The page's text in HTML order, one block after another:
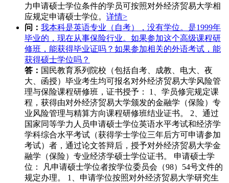
力申请硕士学位条件的学员可按照对外经济贸易大学相
应规定申请硕士学位。 详情>
问： 我本科是英语专业（自考），没有学位。是1999年
毕业的，现在从事保险行业。如果参加这个高级课程研
修班，能获得毕业证吗？如果参加相关的外语考试，能
获得硕士学位吗？
答： 国民教育系列院校（包括自考、成教、电大、夜
大、函授）毕业考生均可报名对外经济贸易大学风险管
理与保险课程研修班，证书授予： 1、学员修完规定课
程，获得由对外经济贸易大学颁发的金融学（保险）专
业风险管理与精算方向课程研修班结业证书。 2、通过
国家同等学力人员申请硕士学位英语水平考试和经济学
学科综合水平考试（获得学士学位三年后方可申请参加
考试）者，通过论文答辩后，授予对外经济贸易大学金
融学（保险）专业经济学硕士学位证书。 申请硕士学
位： 凡申请硕士学位者按学位委员会（98）54号文件的
规定办理。 1、申请学位按照对外经济贸易大学研究生